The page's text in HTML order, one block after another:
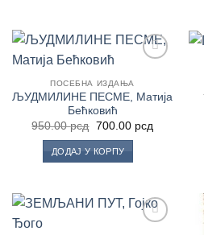
Листу
жеља
ПОСЕБНА ИЗДАЊА
ЉУДМИЛИНЕ ПЕСМЕ, Матија
Бећковић
950.00рсд Оригинална
је
била:
950.00 рсд.
700.00 рсдТренутна
цена
ДОДАЈ У КОРПУ